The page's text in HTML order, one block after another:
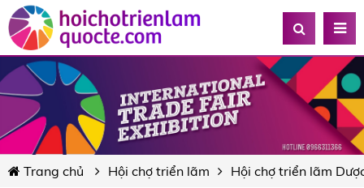
Trang chủ Hội chợ triển lãm Hội chợ triển lãm